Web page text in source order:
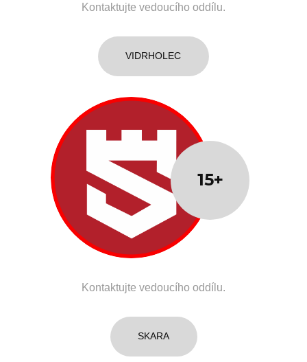
Kontaktujte vedoucího oddílu.
VIDRHOLEC
15+
Kontaktujte vedoucího oddílu.
SKARA